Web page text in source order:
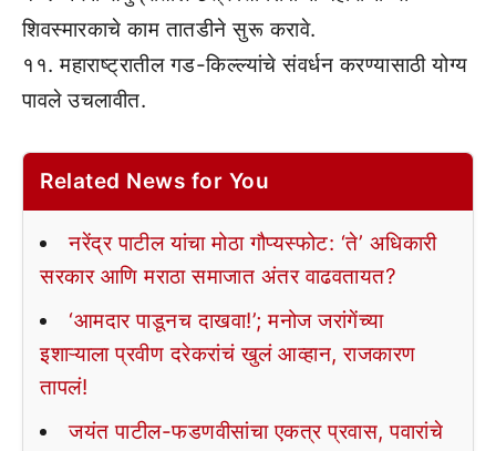
शिवस्मारकाचे काम तातडीने सुरू करावे.
११. महाराष्ट्रातील गड-किल्ल्यांचे संवर्धन करण्यासाठी योग्य
पावले उचलावीत.
Related News for You
नरेंद्र पाटील यांचा मोठा गौप्यस्फोट: ‘ते’ अधिकारी
सरकार आणि मराठा समाजात अंतर वाढवतायत?
‘आमदार पाडूनच दाखवा!’; मनोज जरांगेंच्या
इशाऱ्याला प्रवीण दरेकरांचं खुलं आव्हान, राजकारण
तापलं!
जयंत पाटील-फडणवीसांचा एकत्र प्रवास, पवारांचे